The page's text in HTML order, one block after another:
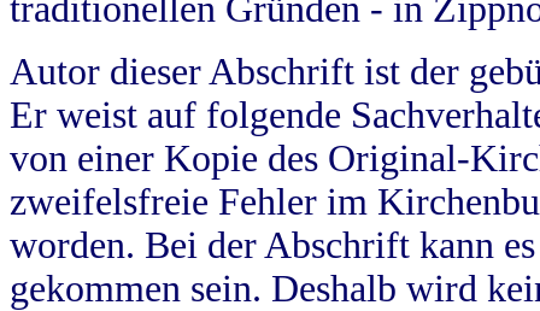
traditionellen Gründen - in
Autor dieser Abschrift ist der
Er weist auf folgende
von einer Kopie des Original-
zweifelsfreie Fehler im
worden. Bei der Abschrift kann
gekommen sein. Deshalb wird